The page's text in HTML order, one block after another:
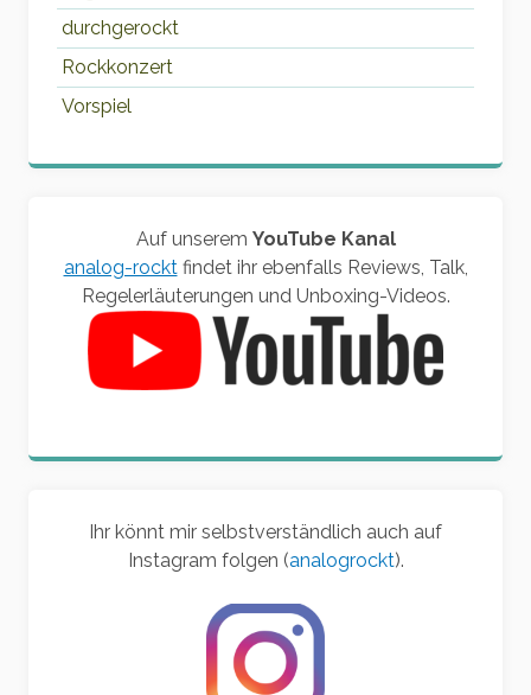
durchgerockt
Rockkonzert
Vorspiel
Auf unserem YouTube Kanal
analog-rocktfindet ihr ebenfalls Reviews, Talk,
Regelerläuterungen und Unboxing-Videos.
Ihr könnt mir selbstverständlich auch auf
Instagram folgen (analogrockt).